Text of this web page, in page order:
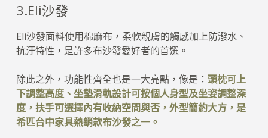
3.Eli沙發
Eli沙發面料使用棉麻布，柔軟親膚的觸感加上防潑水、
抗汙特性，是許多布沙發愛好者的首選。
除此之外，功能性齊全也是一大亮點，像是： 頭枕可上
下調整高度、坐墊滑軌設計可按個人身型及坐姿調整深
度，扶手可選擇內有收納空間與否，外型簡約大方，是
希匹台中家具熱銷款布沙發之一。